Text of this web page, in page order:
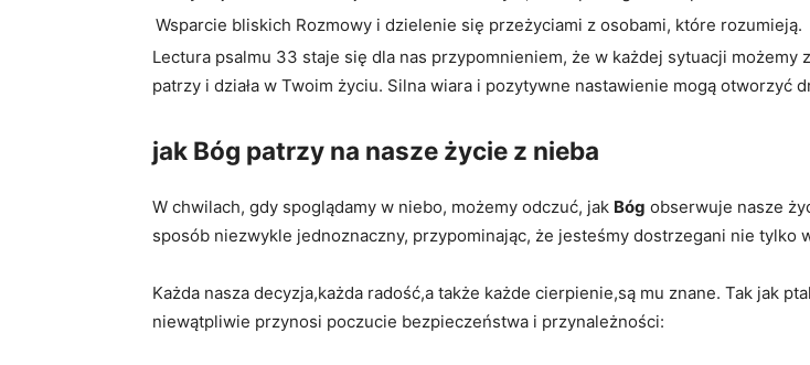
Wsparcie bliskich Rozmowy i dzielenie się przeżyciami z osobami, które rozumieją.
Lectura psalmu 33 staje się dla nas przypomnieniem, że w każdej sytuacji
patrzy i działa w Twoim życiu. Silna wiara i pozytywne nastawienie mogą
jak Bóg patrzy na nasze życie z nieba
W chwilach, gdy spoglądamy w niebo, możemy odczuć, jak Bóg obserwuje nasze
sposób niezwykle jednoznaczny, przypominając, że jesteśmy dostrzegani nie tylko
Każda nasza decyzja,każda radość,a także każde cierpienie,są mu znane. Tak jak
niewątpliwie przynosi poczucie bezpieczeństwa i przynależności: